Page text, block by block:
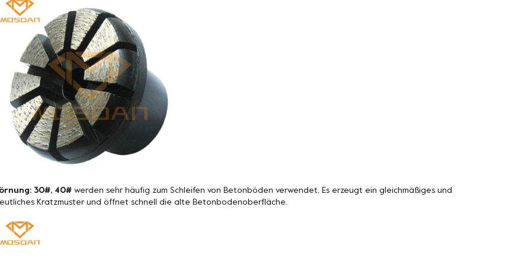
30#, 40# werden sehr häufig zum Schleifen von Betonböden verwendet. Es erzeugt ein gleichmäßiges und
Kratzmuster und öffnet schnell die alte Betonbodenoberfläche.